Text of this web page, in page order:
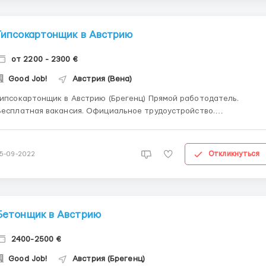
в Австрию
от 2200 - 2300 €
Good Job! Австрия (Вена)
в Австрию (Брегенц) Прямой работодатель.
вакансия. Официальное трудоустройство.
заработной платы. ______________________ 9 € netto (на
09-2022 Откликнуться
в Австрию
2400-2500 €
Good Job! Австрия (Брегенц)